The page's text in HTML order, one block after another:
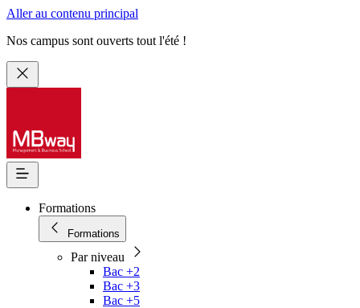
Aller au contenu principal
Nos campus sont ouverts tout l'été !
Formations
Formations
Par niveau
Bac +2
Bac +3
Bac +5